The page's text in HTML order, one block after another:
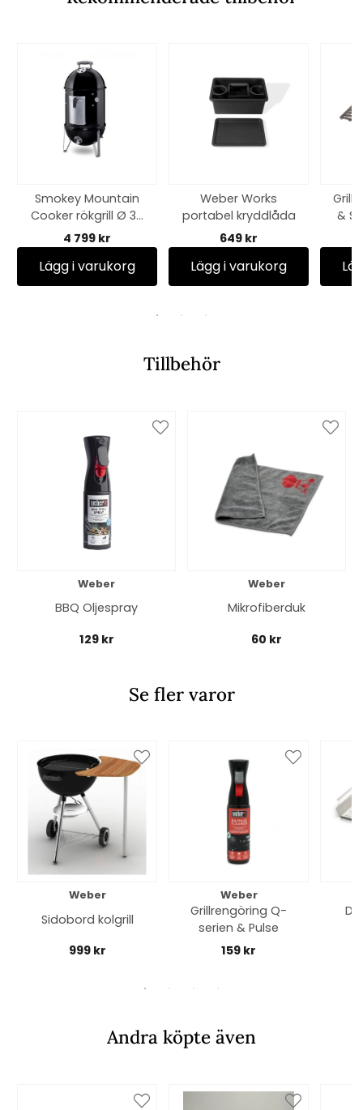
Smokey Mountain
Cooker rökgrill Ø 37
cm - black
4 799 kr
Lägg i varukorg
Weber Works
portabel kryddlåda
649 kr
Lägg i varukorg
&
Tillbehör
Weber
BBQ Oljespray
129 kr
Weber
Mikrofiberduk
60 kr
Se fler varor
Weber
Sidobord kolgrill
999 kr
Weber
Grillrengöring Q-
serien & Pulse
159 kr
Andra köpte även